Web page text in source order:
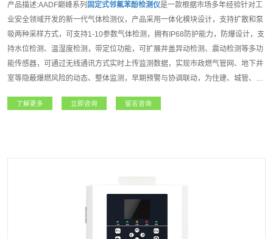
产品描述:AADF巅峰系列 固定式邻氟苯酚检测仪是一款根据市场多年经验针对工
业安全领域开发的新一代气体检测仪，产品采用一体化模块设计，支持扩散和泵
吸两种采样方式，可支持1-10参数气体检测，拥有IP68防护能力，防爆设计，支
持水位检测、温湿度检测，带定位功能，可扩展井盖异动检测、震动检测等多功
能传感器，可通过无线通讯方式实时上传监测数据，实现市政燃气管网、地下井
室等隐蔽爆燃风险的动态、整体监测，早期预警与协调联动，为住建、城管、应
燃气安全运行的精细化管理。
了解更多 立即咨询 留言咨询